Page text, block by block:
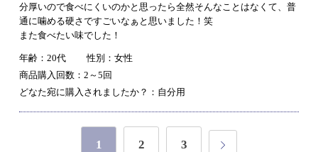
分厚いので食べにくいのかと思ったら全然そんなことはなくて、普
通に噛める硬さですごいなぁと思いました！笑
また食べたい味でした！
年齢：20代
性別：女性
商品購入回数：2～5回
どなた宛に購入されましたか？：自分用
1 2 3